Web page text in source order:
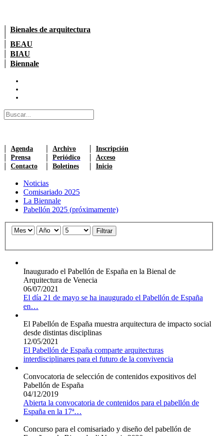
Bienales de arquitectura
BEAU
BIAU
Biennale
Agenda Archivo
Inscripción
Prensa
Periódico
Acceso
Contacto
Boletines Inicio
Noticias
Comisariado 2025
La Biennale
Pabellón 2025 (próximamente)
Filtrar
Inaugurado el Pabellón de España en la Bienal de
Arquitectura de Venecia
06/07/2021
El día 21 de mayo se ha inaugurado el Pabellón de España
en…
El Pabellón de España muestra arquitectura de impacto social
desde distintas disciplinas
12/05/2021
El Pabellón de España comparte arquitecturas
interdisciplinares para el futuro de la convivencia
Convocatoria de selección de contenidos expositivos del
Pabellón de España
04/12/2019
Abierta la convocatoria de contenidos para el pabellón de
España en la 17ª…
Concurso para el comisariado y diseño del pabellón de